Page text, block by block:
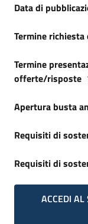
Data di
Termine
Termine
offerte/risposte
Apertura busta
Requisiti di
Requisiti di
ACCEDI